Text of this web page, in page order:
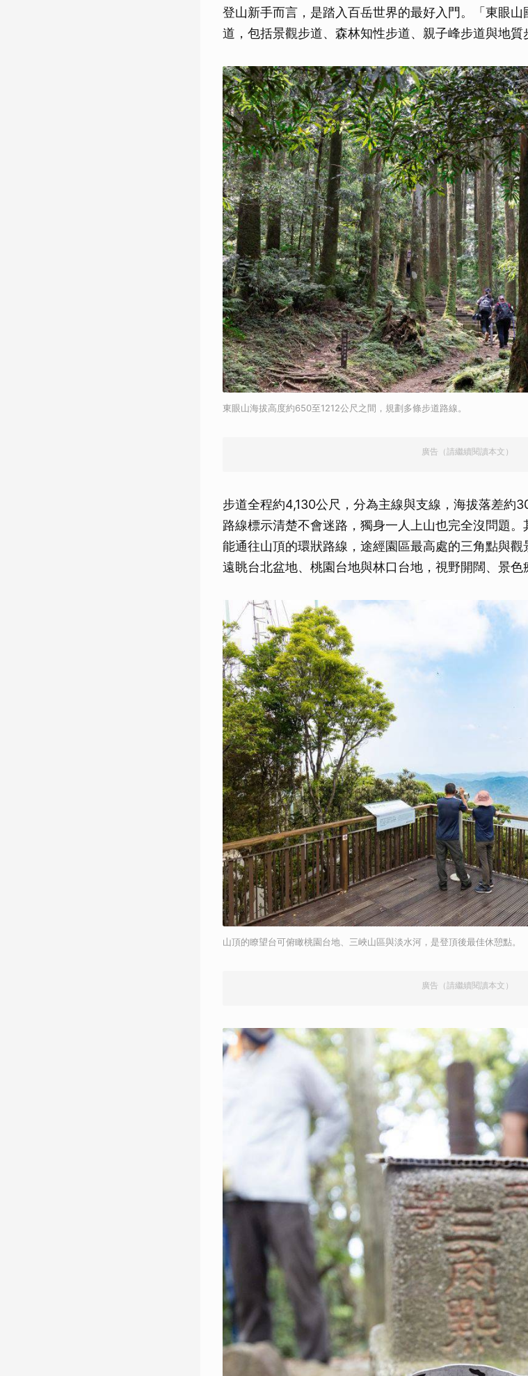
登山新手而言，是踏入百岳世界的最好入門。「東眼
道，包括景觀步道、森林知性步道、親子峰步道與地質
東眼山海拔高度約650至1212公尺之間，規劃多條步道路線。
廣告（請繼續閱讀本文）
步道全程約4,130公尺，分為主線與支線，海拔落差約
路線標示清楚不會迷路，獨身一人上山也完全沒問題
能通往山頂的環狀路線，途經園區最高處的三角點與
遠眺台北盆地、桃園台地與林口台地，視野開闊、景色
山頂的瞭望台可俯瞰桃園台地、三峽山區與淡水河，是登頂後最佳休憩點。
廣告（請繼續閱讀本文）
取消